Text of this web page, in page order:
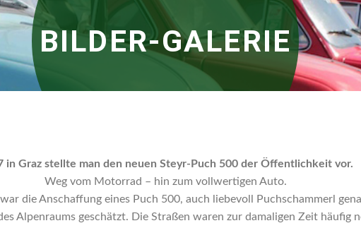
BILDER-GALERIE
in Graz stellte man den neuen Steyr-Puch 500 der Öffentlichkeit vor.
Weg vom Motorrad – hin zum vollwertigen Auto.
die Anschaffung eines Puch 500, auch liebevoll Puchschammerl
Alpenraums geschätzt. Die Straßen waren zur damaligen Zeit häufig